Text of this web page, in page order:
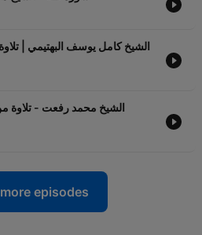
الشيخ محمد رفعت - تلاوة
episodes